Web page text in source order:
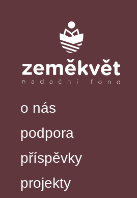
o nás
podpora
příspěvky
projekty